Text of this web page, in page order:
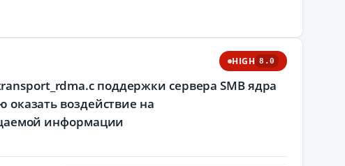
HIGH 8.0
поддержки сервера SMB ядра
воздействие на
информации